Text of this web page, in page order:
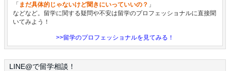
「 まだ具体的じゃないけど聞きにいっていいの？ 」
などなど。留学に関する疑問や不安は留学のプロフェッショナルに直接聞
いてみよう！
>>留学のプロフェッショナルを見てみる！
LINE@で留学相談！